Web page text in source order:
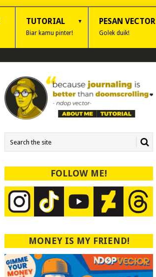
TUTORIAL
Biar kamu pinter!
PESAN VECTOR
Golek duik!
FOLLOW ME!
MONEY IS MY FRIEND!